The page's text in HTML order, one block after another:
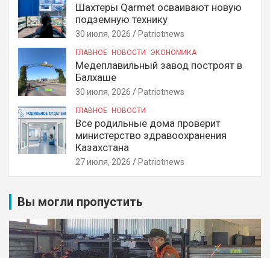
Шахтеры Qarmet осваивают новую
подземную технику
30 июля, 2026 Patriotnews
ГЛАВНОЕ НОВОСТИ ЭКОНОМИКА
Медеплавильный завод построят в
Балхаше
30 июля, 2026 Patriotnews
ГЛАВНОЕ НОВОСТИ
Все родильные дома проверит
министерство здравоохранения
Казахстана
27 июля, 2026 Patriotnews
Вы могли пропустить